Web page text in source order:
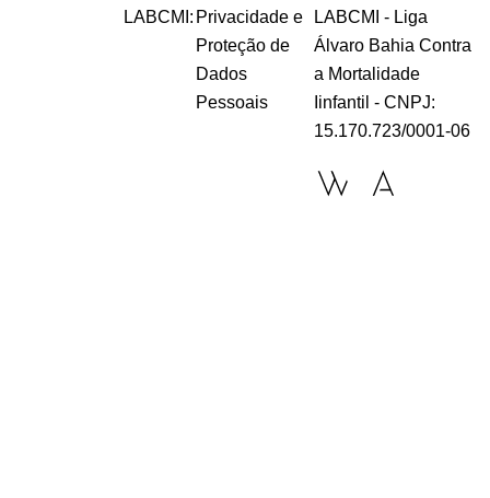
LABCMI: Privacidade e
Proteção de
Dados
Pessoais
LABCMI - Liga
Álvaro Bahia Contra
a Mortalidade
Iinfantil - CNPJ:
15.170.723/0001-06